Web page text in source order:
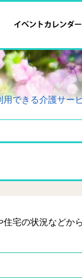
用できる介護サー
宅の状況などか